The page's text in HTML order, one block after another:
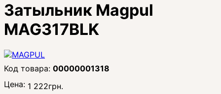
Затыльник Magpul
MAG317BLK
00000001318
Цена: 1 222грн.